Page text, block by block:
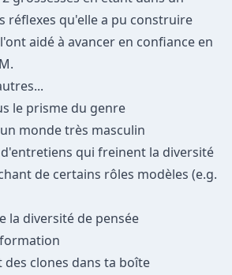
réflexes qu'elle a pu construire
aidé à avancer en confiance en
le prisme du genre
un monde très masculin
qui freinent la diversité
de certains rôles modèles (e.g.
la diversité de pensée
clones dans ta boîte